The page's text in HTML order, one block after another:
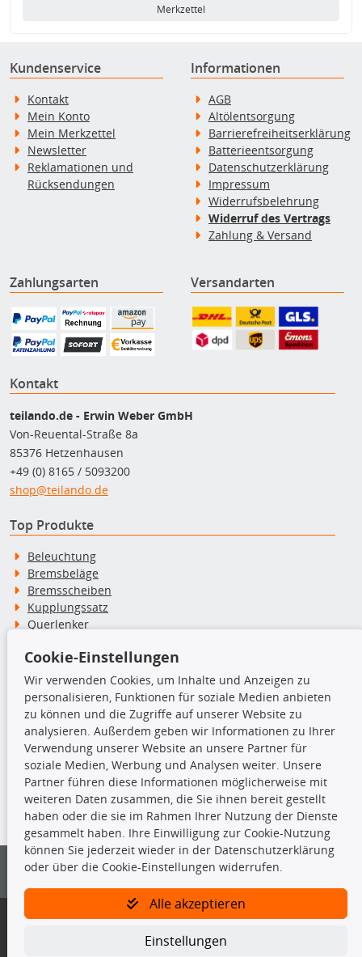
Merkzettel
Kundenservice
Kontakt
Mein Konto
Mein Merkzettel
Newsletter
Reklamationen und
Rücksendungen
Informationen
AGB
Altölentsorgung
Barrierefreiheitserklärung
Batterieentsorgung
Datenschutzerklärung
Impressum
Widerrufsbelehrung
Widerruf des Vertrags
Zahlung & Versand
Zahlungsarten Versandarten
Kontakt
teilando.de - Erwin Weber GmbH
Von-Reuental-Straße 8a
85376 Hetzenhausen
+49 (0) 8165 / 5093200
shop@teilando.de
Top Produkte
Beleuchtung
Bremsbeläge
Bremsscheiben
Kupplungssatz
Querlenker
Stoßdämpfer
TecDoc Inside
Die hier angezeigten Daten insbesondere die gesamte Datenbank dürfen
nicht kopiert werden.
Es ist zu unterlassen, die Daten oder die gesamte Datenbank ohne
vorherige Zustimmung von TecDoc zu vervielfältigen, zu verbreiten
und/oder diese Handlungen durch Dritte ausführen zu lassen. Ein
Bitte prüfen Sie, ob das über unseren Onlineshop identifizierte Ersatzteil
Gegebenenfalls sind ergänzende Informationen notwendig, um
Cookie-Einstellungen
Wir verwenden Cookies, um Inhalte und Anzeigen zu
personalisieren, Funktionen für soziale Medien anbieten
zu können und die Zugriffe auf unserer Website zu
analysieren. Außerdem geben wir Informationen zu Ihrer
Verwendung unserer Website an unsere Partner für
soziale Medien, Werbung und Analysen weiter. Unsere
Partner führen diese Informationen möglicherweise mit
weiteren Daten zusammen, die Sie ihnen bereit gestellt
haben oder die sie im Rahmen Ihrer Nutzung der Dienste
gesammelt haben. Ihre Einwilligung zur Cookie-Nutzung
können Sie jederzeit wieder in der Datenschutzerklärung
oder über die Cookie-Einstellungen widerrufen.
Alle akzeptieren
Einstellungen